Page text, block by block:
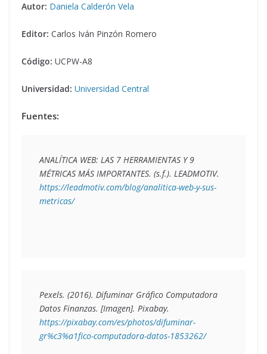
Autor: Daniela Calderón Vela
Editor: Carlos Iván Pinzón Romero
Código: UCPW-A8
Universidad: Universidad Central
Fuentes:
ANALÍTICA WEB: LAS 7 HERRAMIENTAS Y 9
https://leadmotiv.com/blog/analitica-web-y-sus-
metricas/
Pexels. (2016). Difuminar Gráfico Computadora
Datos Finanzas.
https://pixabay.com/es/photos/difuminar-
gr%c3%a1fico-computadora-datos-1853262/